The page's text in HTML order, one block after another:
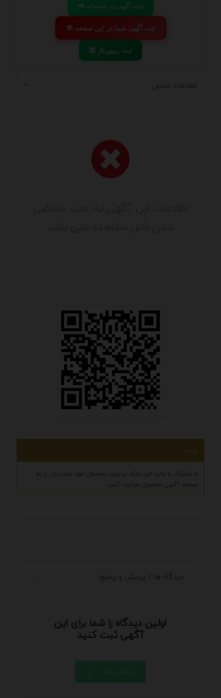
📢 ثبت آگهی در سامانه
💬 ثبت آگهی شما در این صفحه
📰 ثبت ریپورتاژ
اطلاعات تماس
توجه
با اشتراک یا چاپ این بارکد بر روی محصول خود مشتریان را به
صفحه آگهی محصول هدایت کنید
دیدگاه ها / پرسش و پاسخ
اولین دیدگاه را شما برای این
آگهی ثبت کنید
ارسال دیدگاه
.